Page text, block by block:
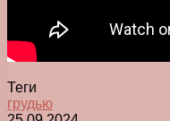
Теги
грудью